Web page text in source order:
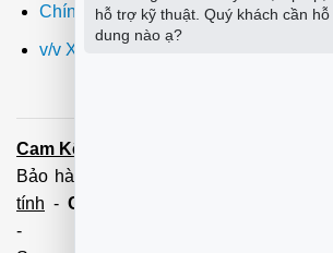
Chính sách bảo hành
v/v Xuất hóa đơn đỏ VAT
Cam Kết:
Bảo hành tận tâm - Xuất hóa đơn đỏ
tính - Cài Win Tận Nơi
-
hỗ trợ kỹ thuật. Quý khách cần
dung nào ạ?